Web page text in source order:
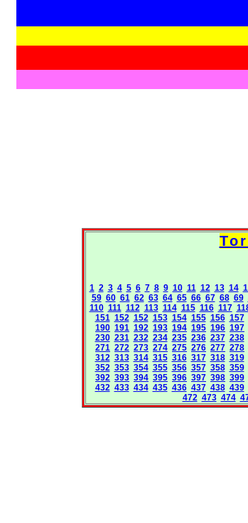
1 2 3 4 5 6 7 8 9 10 11 12 13 14
59 60 61 62 63 64 65 66 67 68 69
110 111 112 113 114 115 116 117
151 152 152 153 154 155 156 157
190 191 192 193 194 195 196 197
230 231 232 234 235 236 237 238
271 272 273 274 275 276 277 278
312 313 314 315 316 317 318 319
352 353 354 355 356 357 358 359
392 393 394 395 396 397 398 399
432 433 434 435 436 437 438 439
472 473 474